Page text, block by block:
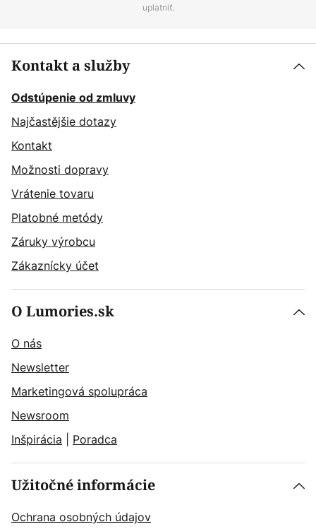
uplatniť.
Kontakt a služby
Odstúpenie od zmluvy
Najčastějšie dotazy
Kontakt
Možnosti dopravy
Vrátenie tovaru
Platobné metódy
Záruky výrobcu
Zákaznícky účet
O Lumories.sk
O nás
Newsletter
Marketingová spolupráca
Newsroom
Inšpirácia
Poradca
Užitočné informácie
Ochrana osobných údajov